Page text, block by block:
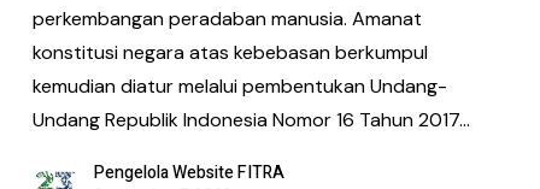
perkembangan peradaban manusia. Amanat
konstitusi negara atas kebebasan berkumpul
kemudian diatur melalui pembentukan Undang-
Undang Republik Indonesia Nomor 16 Tahun 2017…
Pengelola Website FITRA